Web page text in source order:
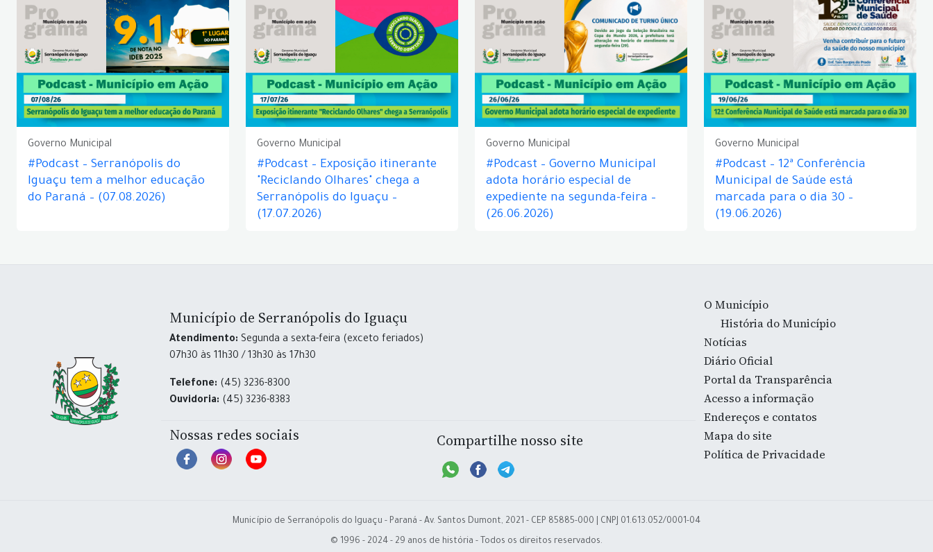
Governo Municipal
#Podcast – Serranópolis do
Iguaçu tem a melhor educação
do Paraná – (07.08.2026)
Governo Municipal
#Podcast – Exposição itinerante
"Reciclando Olhares" chega a
Serranópolis do Iguaçu –
(17.07.2026)
Governo Municipal
#Podcast – Governo Municipal
adota horário especial de
expediente na segunda-feira –
(26.06.2026)
Governo Municipal
#Podcast – 12ª Conferência
Municipal de Saúde está
marcada para o dia 30 –
(19.06.2026)
Município de Serranópolis do Iguaçu
Atendimento: Segunda a sexta-feira (exceto feriados)
07h30 às 11h30 / 13h30 às 17h30
Telefone: (45) 3236-8300
Ouvidoria: (45) 3236-8383
Nossas redes sociais Compartilhe nosso site
O Município
História do Município
Notícias
Diário Oficial
Portal da Transparência
Acesso a informação
Endereços e contatos
Mapa do site
Política de Privacidade
Município de Serranópolis do Iguaçu - Paraná - Av. Santos Dumont, 2021 - CEP 85885-000 | CNPJ 01.613.052/0001-04
© 1996 - 2024 - 29 anos de história - Todos os direitos reservados.